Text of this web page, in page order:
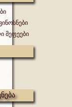
მეფეები